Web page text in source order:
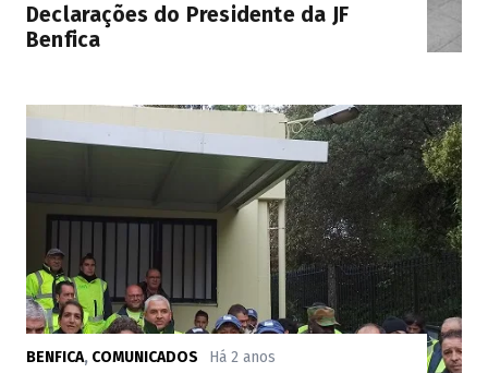
Declarações do Presidente da JF
Benfica
BENFICA, COMUNICADOS Há 2 anos